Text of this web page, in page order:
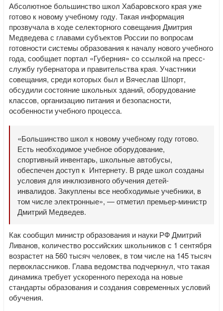
Абсолютное большинство школ Хабаровского края уже
готово к новому учебному году. Такая информация
прозвучала в ходе селекторного совещания Дмитрия
Медведева с главами субъектов России по вопросам
готовности системы образования к началу нового учебного
года, сообщает портал «Губерния» со ссылкой на пресс-
службу губернатора и правительства края. Участники
совещания, среди которых был и Вячеслав Шпорт,
обсудили состояние школьных зданий, оборудование
классов, организацию питания и безопасности,
особенности учебного процесса.
«Большинство школ к новому учебному году готово.
Есть необходимое учебное оборудование,
спортивный инвентарь, школьные автобусы,
обеспечен доступ к Интернету. В ряде школ созданы
условия для инклюзивного обучения детей-
инвалидов. Закуплены все необходимые учебники, в
том числе электронные», — отметил премьер-министр
Дмитрий Медведев.
Как сообщил министр образования и науки РФ Дмитрий
Ливанов, количество российских школьников с 1 сентября
возрастет на 560 тысяч человек, в том числе на 145 тысяч
первоклассников. Глава ведомства подчеркнул, что такая
динамика требует ускоренного перехода на новые
стандарты образования и создания современных условий
обучения.